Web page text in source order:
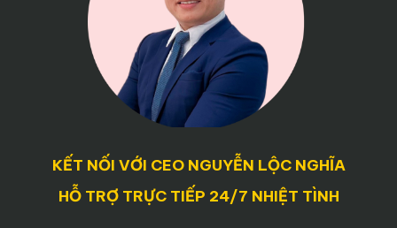
KẾT NỐI VỚI CEO NGUYỄN LỘC NGHĨA
HỖ TRỢ TRỰC TIẾP 24/7 NHIỆT TÌNH